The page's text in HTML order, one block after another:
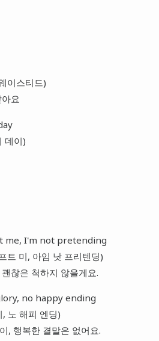
이스티드)
요
데이)
me, I'm not pretending
트 미, 아임 낫 프리텐딩)
찮은 척하지 않을게요.
no happy ending
노 해피 엔딩)
, 행복한 결말은 없어요.